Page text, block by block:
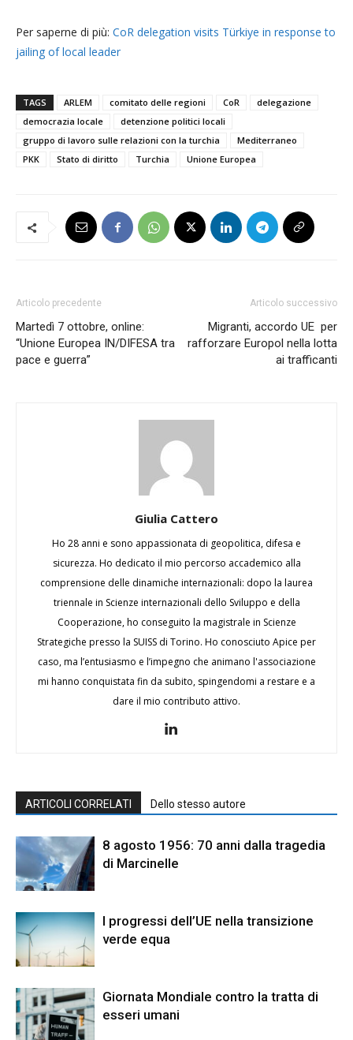
Per saperne di più: CoR delegation visits Türkiye in response to
jailing of local leader
TAGS ARLEM comitato delle regioni CoR
delegazione
democrazia locale
detenzione politici locali
gruppo di lavoro sulle relazioni con la turchia
Mediterraneo
PKK
Stato di diritto Turchia Unione Europea
Articolo precedente
Martedì 7 ottobre, online:
“Unione Europea IN/DIFESA tra
pace e guerra”
Articolo successivo
Migranti, accordo UE per
rafforzare Europol nella lotta
ai trafficanti
Giulia Cattero
Ho 28 anni e sono appassionata di geopolitica, difesa e
sicurezza. Ho dedicato il mio percorso accademico alla
comprensione delle dinamiche internazionali: dopo la laurea
triennale in Scienze internazionali dello Sviluppo e della
Cooperazione, ho conseguito la magistrale in Scienze
Strategiche presso la SUISS di Torino. Ho conosciuto Apice per
caso, ma l’entusiasmo e l’impegno che animano l'associazione
mi hanno conquistata fin da subito, spingendomi a restare e a
dare il mio contributo attivo.
ARTICOLI CORRELATI Dello stesso autore
8 agosto 1956: 70 anni dalla tragedia
di Marcinelle
I progressi dell’UE nella transizione
verde equa
Giornata Mondiale contro la tratta di
esseri umani